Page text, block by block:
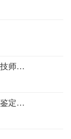
组织召开2013年上半年技师综合评审会
学院开展山东公司技师鉴定工作